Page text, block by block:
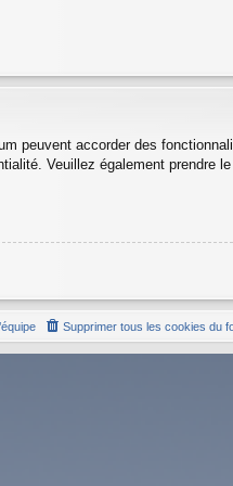
peuvent accorder des
Veuillez également prendre
Supprimer tous les cookies du